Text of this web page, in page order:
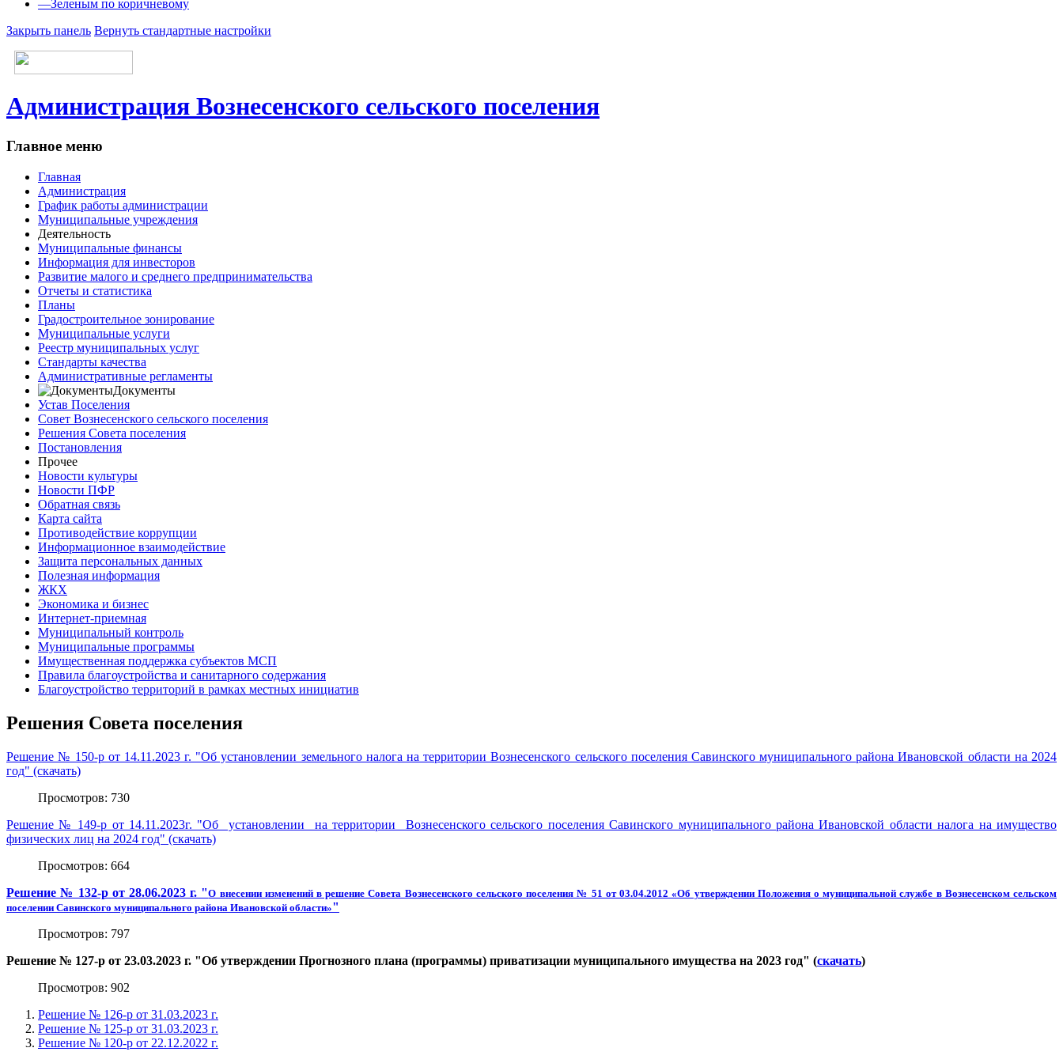
—Зеленым по коричневому
Закрыть панель Вернуть стандартные настройки
Администрация Вознесенского сельского поселения
Главное меню
Главная
Администрация
График работы администрации
Муниципальные учреждения
Деятельность
Муниципальные финансы
Информация для инвесторов
Развитие малого и среднего предпринимательства
Отчеты и статистика
Планы
Градостроительное зонирование
Муниципальные услуги
Реестр муниципальных услуг
Стандарты качества
Административные регламенты
Документы
Устав Поселения
Совет Вознесенского сельского поселения
Решения Совета поселения
Постановления
Прочее
Новости культуры
Новости ПФР
Обратная связь
Карта сайта
Противодействие коррупции
Информационное взаимодействие
Защита персональных данных
Полезная информация
ЖКХ
Экономика и бизнес
Интернет-приемная
Муниципальный контроль
Муниципальные программы
Имущественная поддержка субъектов МСП
Правила благоустройства и санитарного содержания
Благоустройство территорий в рамках местных инициатив
Решения Совета поселения
Решение № 150-р от 14.11.2023 г. "Об установлении земельного налога на территории Вознесенского сельского поселения Савинского муниципального района Ивановской области на 2024
год" (скачать)
Просмотров: 730
Решение № 149-р от 14.11.2023г. "Об установлении на территории Вознесенского сельского поселения Савинского муниципального района Ивановской области налога на имущество
физических лиц на 2024 год" (скачать)
Просмотров: 664
Решение № 132-р от 28.06.2023 г. "О внесении изменений в решение Совета Вознесенского сельскогопоселения № 51 от 03.04.2012 «Об утверждении Положения омуниципальной службе в Вознесенском сельском
поселении Савинского муниципального района Ивановской области»"
Просмотров: 797
Решение № 127-р от 23.03.2023 г. "Об утверждении Прогнозного плана (программы) приватизации муниципального имущества на 2023 год" (скачать)
Просмотров: 902
Решение № 126-р от 31.03.2023 г.
Решение № 125-р от 31.03.2023 г.
Решение № 120-р от 22.12.2022 г.